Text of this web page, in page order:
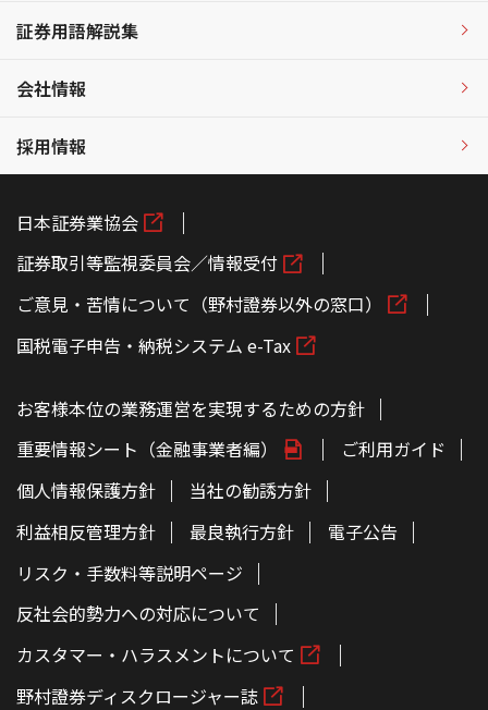
証券用語解説集
会社情報
採用情報
日本証券業協会
証券取引等監視委員会／情報受付
ご意見・苦情について（野村證券以外の窓口）
国税電子申告・納税システム e-Tax
お客様本位の業務運営を実現するための方針
重要情報シート（金融事業者編）
ご利用ガイド
個人情報保護方針
当社の勧誘方針
利益相反管理方針
最良執行方針
電子公告
リスク・手数料等説明ページ
反社会的勢力への対応について
カスタマー・ハラスメントについて
野村證券ディスクロージャー誌